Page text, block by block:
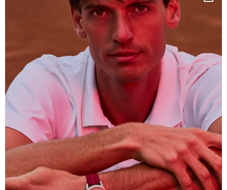
This week at...
321
9